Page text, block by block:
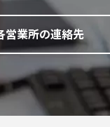
営業所の連絡先